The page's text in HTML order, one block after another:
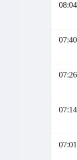
08:04
07:40
07:26
07:14
07:01